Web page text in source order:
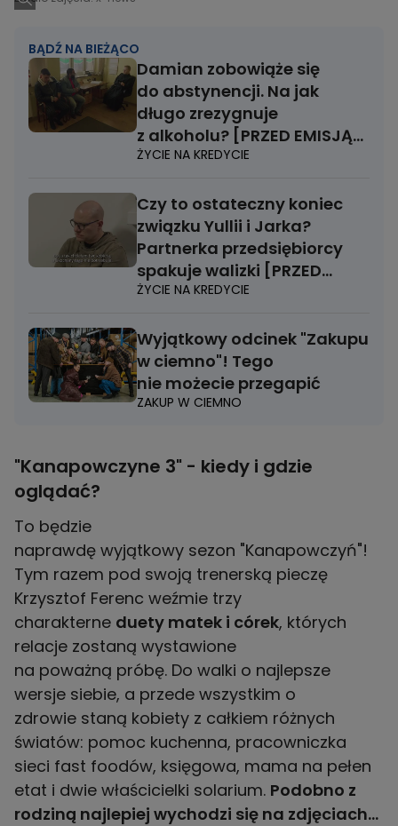
BĄDŹ NA BIEŻĄCO
Damian zobowiąże się
do abstynencji. Na jak
długo zrezygnuje
z alkoholu? [PRZED EMISJĄ
W TV]
ŻYCIE NA KREDYCIE
Czy to ostateczny koniec
związku Yullii i Jarka?
Partnerka przedsiębiorcy
spakuje walizki [PRZED
EMISJĄ W TV]
ŻYCIE NA KREDYCIE
Wyjątkowy odcinek "Zakupu
w ciemno"! Tego
nie możecie przegapić
ZAKUP W CIEMNO
"Kanapowczyne 3" - kiedy i gdzie
oglądać?
To będzie
naprawdę wyjątkowy sezon "Kanapowczyń"!
Tym razem pod swoją trenerską pieczę
Krzysztof Ferenc weźmie trzy
charakterne duety matek i córek, których
relacje zostaną wystawione
na poważną próbę. Do walki o najlepsze
wersje siebie, a przede wszystkim o
zdrowie staną kobiety z całkiem różnych
światów: pomoc kuchenna, pracowniczka
sieci fast foodów, księgowa, mama na pełen
etat i dwie właścicielki solarium. Podobno z
rodziną najlepiej wychodzi się na zdjęciach…